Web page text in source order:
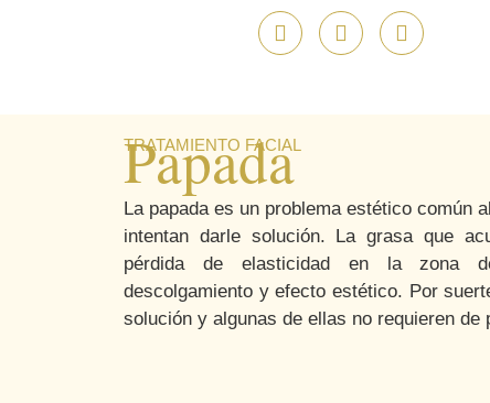
TRATAMIENTO FACIAL
Papada
La papadaes un problema estético común
intentan darle solución. La grasa que
pérdida de elasticidad en la zona
descolgamiento y efecto estético. Por
solución y algunas de ellas no requieren de